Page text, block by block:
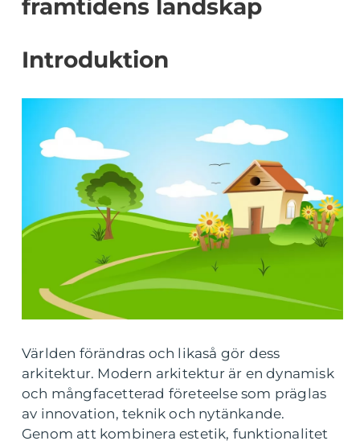
framtidens landskap
Introduktion
Världen förändras och likaså gör dess
arkitektur. Modern arkitektur är en dynamisk
och mångfacetterad företeelse som präglas
av innovation, teknik och nytänkande.
Genom att kombinera estetik, funktionalitet